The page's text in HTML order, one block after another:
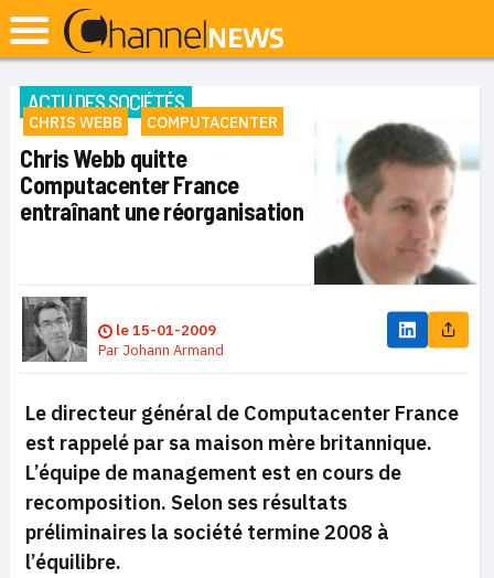
ACTU DES SOCIÉTÉS
CHRIS WEBB COMPUTACENTER
Chris Webb quitte
Computacenter France
entraînant une réorganisation
le15-01-2009
Par Johann Armand
Le directeur général de Computacenter France
est rappelé par sa maison mère britannique.
L’équipe de management est en cours de
recomposition. Selon ses résultats
préliminaires la société termine 2008 à
l’équilibre.